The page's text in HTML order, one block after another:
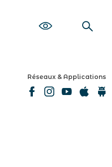
Réseaux & Applications